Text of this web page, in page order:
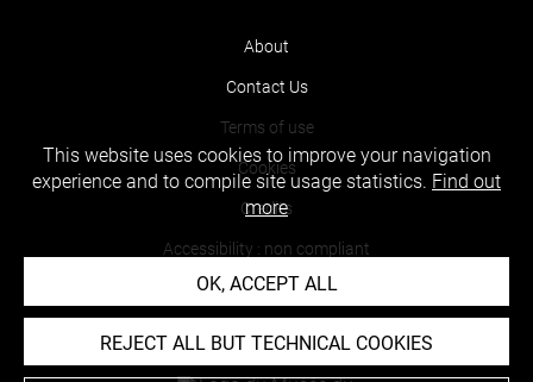
About
Contact Us
Terms of use
Cookies
Credits
Accessibility : non compliant
This website uses cookies to improve your navigation
experience and to compile site usage statistics. Find out
more
OK, ACCEPT ALL
REJECT ALL BUT TECHNICAL COOKIES